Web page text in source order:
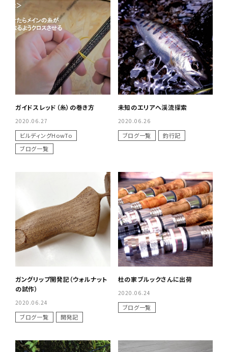
ガイドスレッド（糸）の巻き方
2020.06.27
ビルディングHowTo
ブログ一覧
未知のエリアへ渓流探索
2020.06.26
ブログ一覧 釣行記
ガングリップ開発記（ウォルナット
の試作）
2020.06.24
ブログ一覧 開発記
杜の家ブルックさんに出荷
2020.06.24
ブログ一覧